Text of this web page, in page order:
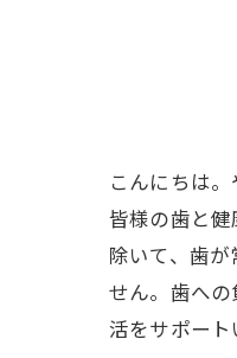
こんにちは。
皆様の歯と
除いて、歯
せん。歯へ
活をサポート